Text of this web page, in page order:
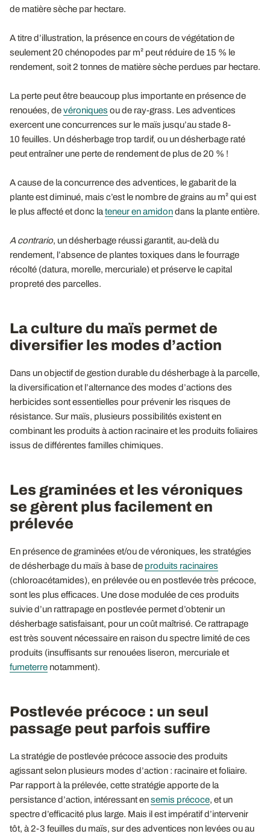
de matière sèche par hectare.
A titre d’illustration, la présence en cours de végétation de
seulement 20 chénopodes par m² peut réduire de 15 % le
rendement, soit 2 tonnes de matière sèche perdues par hectare.
La perte peut être beaucoup plus importante en présence de
renouées, devéroniques ou de ray-grass. Les adventices
exercent une concurrences sur le maïs jusqu’au stade 8-
10 feuilles. Un désherbage trop tardif, ou un désherbage raté
peut entraîner une perte de rendement de plus de 20 % !
A cause de la concurrence des adventices, le gabarit de la
plante est diminué, mais c’est le nombre de grains au m² qui est
le plus affecté et donc la teneur en amidondans la plante entière.
A contrario, un désherbage réussi garantit, au-delà du
rendement, l’absence de plantes toxiques dans le fourrage
récolté (datura, morelle, mercuriale) et préserve le capital
propreté des parcelles.
La culture du maïs permet de
diversifier les modes d’action
Dans un objectif de gestion durable du désherbage à la parcelle,
la diversification et l’alternance des modes d’actions des
herbicides sont essentielles pour prévenir les risques de
résistance. Sur maïs, plusieurs possibilités existent en
combinant les produits à action racinaire et les produits foliaires
issus de différentes familles chimiques.
Les graminées et les véroniques
se gèrent plus facilement en
prélevée
En présence de graminées et/ou de véroniques, les stratégies
de désherbage du maïs à base de produits racinaires
(chloroacétamides), en prélevée ou en postlevée très précoce,
sont les plus efficaces. Une dose modulée de ces produits
suivie d’un rattrapage en postlevée permet d’obtenir un
désherbage satisfaisant, pour un coût maîtrisé. Ce rattrapage
est très souvent nécessaire en raison du spectre limité de ces
produits (insuffisants sur renouées liseron, mercuriale et
fumeterre notamment).
Postlevée précoce : un seul
passage peut parfois suffire
La stratégie de postlevée précoce associe des produits
agissant selon plusieurs modes d’action : racinaire et foliaire.
Par rapport à la prélevée, cette stratégie apporte de la
persistance d’action, intéressant ensemis précoce, et un
spectre d’efficacité plus large. Mais il est impératif d’intervenir
tôt, à 2-3 feuilles du maïs, sur des adventices non levées ou au